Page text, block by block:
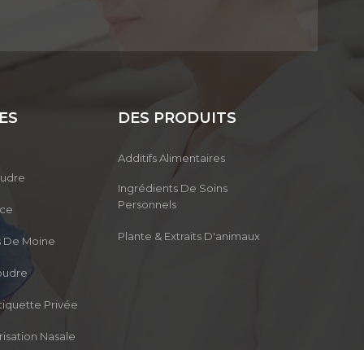
De Moine
Privée
Nasale
DES PRODUITS
Additifs Alimentaires
Ingrédients De Soins
Personnels
Plante & Extraits D'animaux